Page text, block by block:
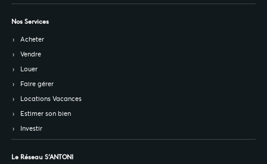
Nos Services
Acheter
Vendre
Louer
Faire gérer
Locations Vacances
Estimer son bien
Investir
Le Réseau S’ANTONI